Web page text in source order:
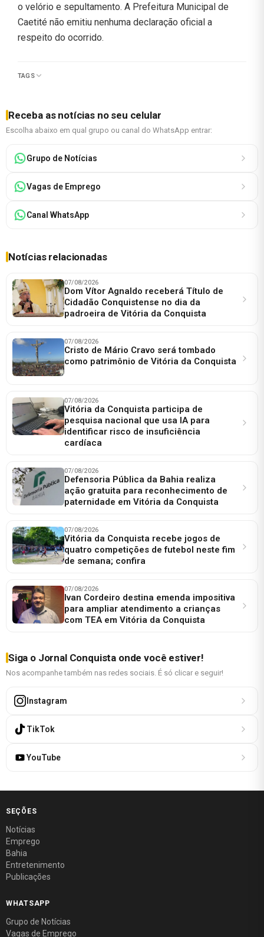
o velório e sepultamento. A Prefeitura Municipal de
Caetité não emitiu nenhuma declaração oficial a
respeito do ocorrido.
TAGS
Receba as notícias no seu celular
Escolha abaixo em qual grupo ou canal do WhatsApp entrar:
Grupo de Notícias
Vagas de Emprego
Canal WhatsApp
Notícias relacionadas
07/08/2026
Dom Vítor Agnaldo receberá Título de
Cidadão Conquistense no dia da
padroeira de Vitória da Conquista
07/08/2026
Cristo de Mário Cravo será tombado
como patrimônio de Vitória da Conquista
07/08/2026
Vitória da Conquista participa de
pesquisa nacional que usa IA para
identificar risco de insuficiência
cardíaca
07/08/2026
Defensoria Pública da Bahia realiza
ação gratuita para reconhecimento de
paternidade em Vitória da Conquista
07/08/2026
Vitória da Conquista recebe jogos de
quatro competições de futebol neste fim
de semana; confira
07/08/2026
Ivan Cordeiro destina emenda impositiva
para ampliar atendimento a crianças
com TEA em Vitória da Conquista
Siga o Jornal Conquista onde você estiver!
Nos acompanhe também nas redes sociais. É só clicar e seguir!
Instagram
TikTok
YouTube
SEÇÕES
Notícias
Emprego
Bahia
Entretenimento
Publicações
WHATSAPP
Grupo de Notícias
Vagas de Emprego